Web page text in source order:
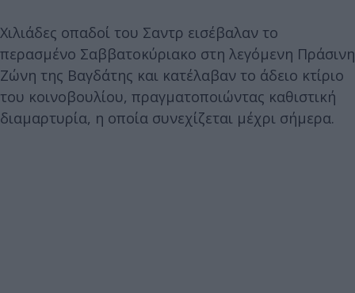
Χιλιάδες οπαδοί του Σαντρ εισέβαλαν το
περασμένο Σαββατοκύριακο στη λεγόμενη Πράσινη
Ζώνη της Βαγδάτης και κατέλαβαν το άδειο κτίριο
του κοινοβουλίου, πραγματοποιώντας καθιστική
διαμαρτυρία, η οποία συνεχίζεται μέχρι σήμερα.